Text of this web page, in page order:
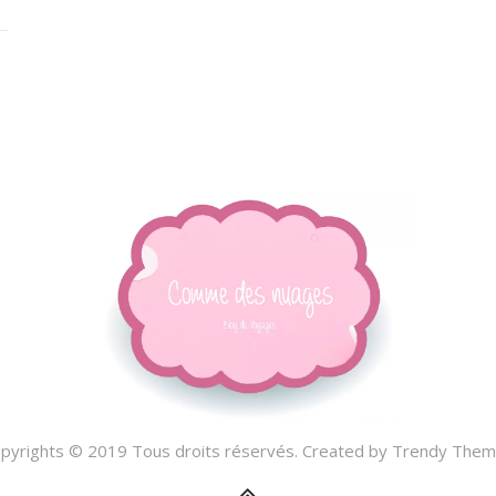
© 2019 Tous droits réservés. Created by Trendy